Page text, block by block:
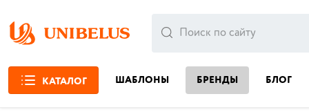
КАТАЛОГ ШАБЛОНЫ БРЕНДЫ БЛОГ